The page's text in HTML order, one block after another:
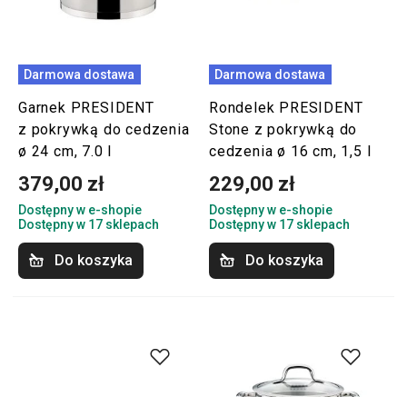
Darmowa dostawa
Garnek PRESIDENT
z pokrywką do cedzenia
ø 24 cm, 7.0 l
379,00 zł
Dostępny w e-shopie
Dostępny w 17 sklepach
Do koszyka
Darmowa dostawa
Rondelek PRESIDENT
Stone z pokrywką do
cedzenia ø 16 cm, 1,5 l
229,00 zł
Dostępny w e-shopie
Dostępny w 17 sklepach
Do koszyka